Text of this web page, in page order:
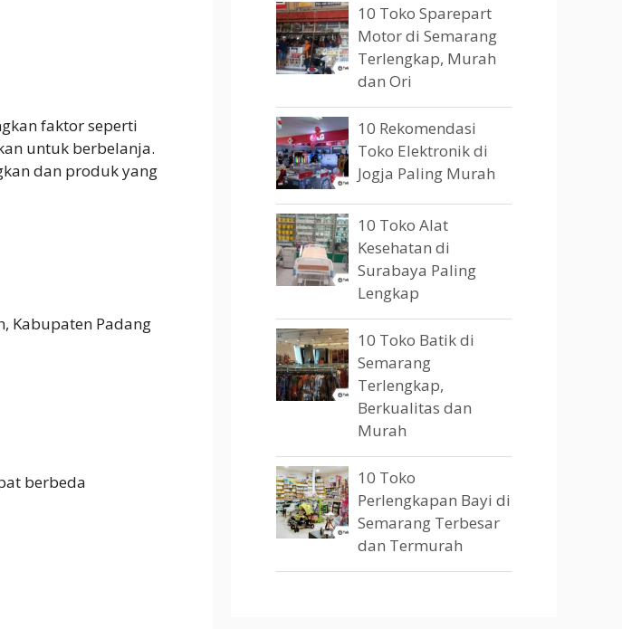
faktor seperti
untuk berbelanja.
dan produk yang
Kabupaten Padang
berbeda
10 Toko Sparepart
Motor di Semarang
Terlengkap, Murah
dan Ori
10 Rekomendasi
Toko Elektronik di
Jogja Paling Murah
10 Toko Alat
Kesehatan di
Surabaya Paling
Lengkap
10 Toko Batik di
Semarang
Terlengkap,
Berkualitas dan
Murah
10 Toko
Perlengkapan Bayi di
Semarang Terbesar
dan Termurah